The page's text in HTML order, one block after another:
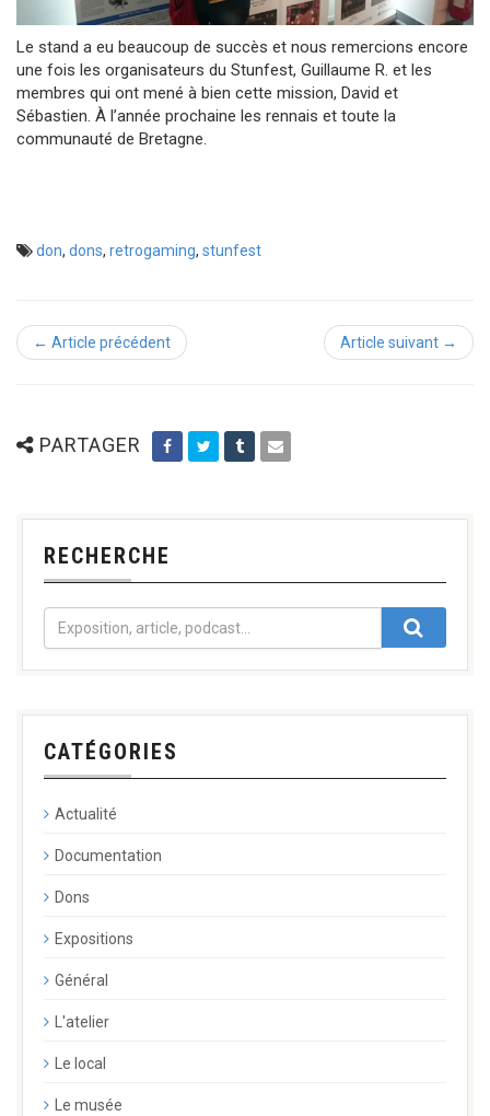
Le stand a eu beaucoup de succès et nous remercions encore
une fois les organisateurs du Stunfest, Guillaume R. et les
membres qui ont mené à bien cette mission, David et
Sébastien. À l’année prochaine les rennais et toute la
communauté de Bretagne.
don, dons, retrogaming, stunfest
← Article précédent Article suivant →
PARTAGER
RECHERCHE
CATÉGORIES
Actualité
Documentation
Dons
Expositions
Général
L'atelier
Le local
Le musée